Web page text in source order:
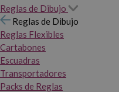
Reglas de Dibujo
Reglas de Dibujo
Reglas Flexibles
Cartabones
Escuadras
Transportadores
Packs de Reglas